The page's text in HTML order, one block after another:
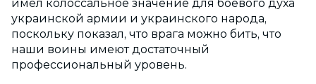
имел колоссальное значение для боевого духа
украинской армии и украинского народа,
поскольку показал, что врага можно бить, что
наши воины имеют достаточный
профессиональный уровень.